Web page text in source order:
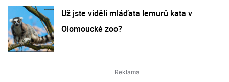
Už jste viděli mláďata lemurů kata v
Olomoucké zoo?